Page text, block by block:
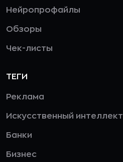
Нейропрофайлы
Обзоры
Чек-листы
ТЕГИ
Реклама
Искусственный интеллект
Банки
Бизнес